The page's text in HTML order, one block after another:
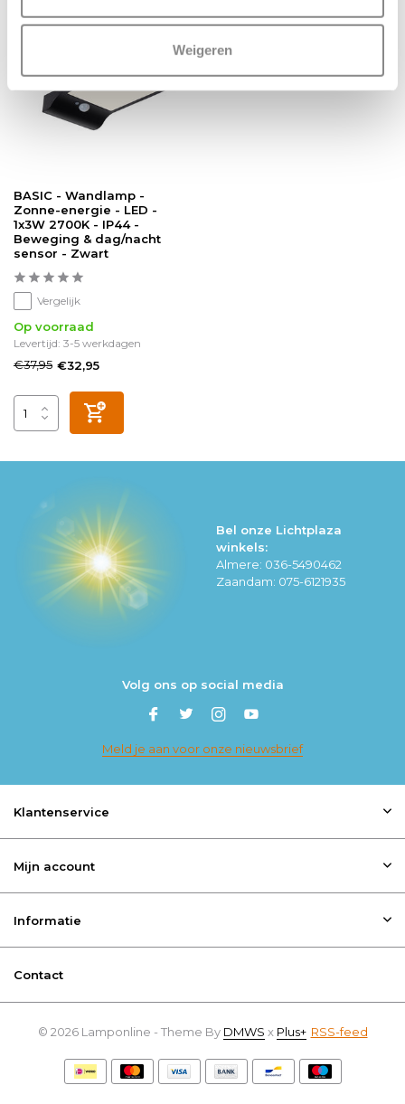
Weigeren
sale 13%
BASIC - Wandlamp -
Zonne-energie - LED -
1x3W 2700K - IP44 -
Beweging & dag/nacht
sensor - Zwart
Vergelijk
Op voorraad
Levertijd: 3-5 werkdagen
€37,95 €32,95
Bel onze Lichtplaza
winkels:
Almere: 036-5490462
Zaandam: 075-6121935
Volg ons op social media
Meld je aan voor onze nieuwsbrief
Klantenservice
Mijn account
Informatie
Contact
© 2026 Lamponline - Theme By DMWS x Plus+ RSS-feed